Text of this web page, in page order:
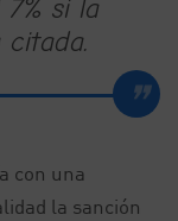
si la
con una
la sanción